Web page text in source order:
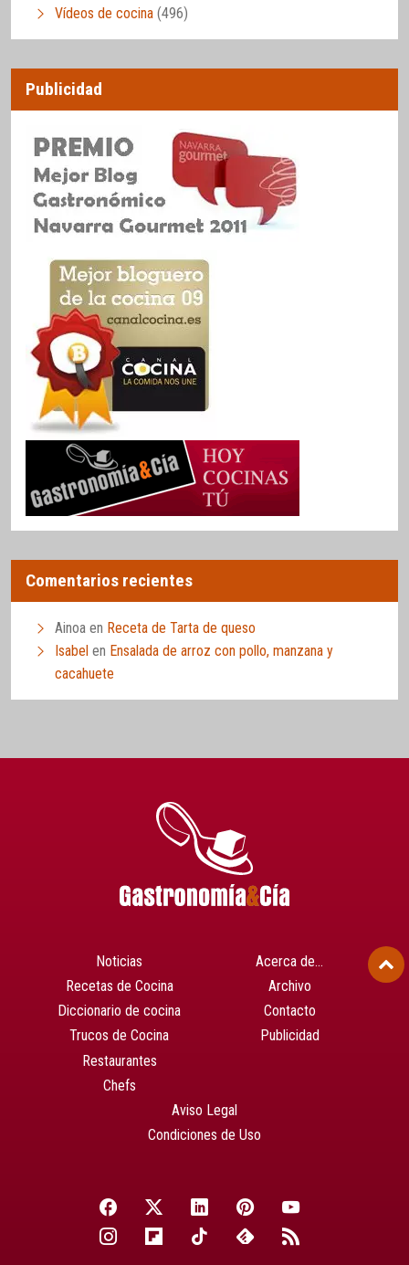
Vídeos de cocina (496)
Publicidad
Comentarios recientes
Ainoa en Receta de Tarta de queso
Isabel en Ensalada de arroz con pollo, manzana y
cacahuete
Noticias
Recetas de Cocina
Diccionario de cocina
Trucos de Cocina
Restaurantes
Chefs
Acerca de…
Archivo
Contacto
Publicidad
Aviso Legal
Condiciones de Uso